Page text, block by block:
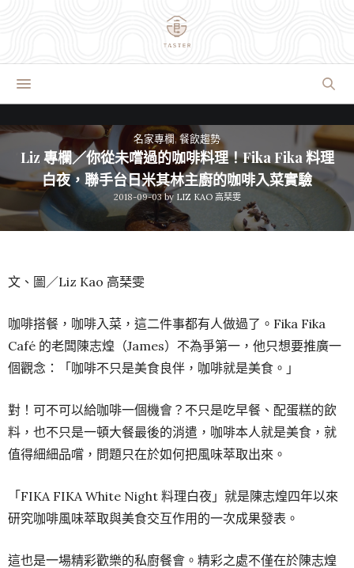
名家專欄,餐飲趨勢
Liz 專欄／你從未嚐過的咖啡料理！Fika Fika 料理
白夜，聯手台日米其林主廚的咖啡入菜實驗
2018-09-03 by LIZ KAO 高琹雯
文、圖／Liz Kao 高琹雯
咖啡搭餐，咖啡入菜，這二件事都有人做過了。Fika Fika
Café 的老闆陳志煌（James）不為爭第一，他只想要推廣一
個觀念：「咖啡不只是美食良伴，咖啡就是美食。」
對！可不可以給咖啡一個機會？不只是吃早餐、配蛋糕的飲
料，也不只是一頓大餐最後的消遣，咖啡本人就是美食，就
值得細細品嚐，問題只在於如何把風味萃取出來。
「FIKA FIKA White Night 料理白夜」就是陳志煌四年以來
研究咖啡風味萃取與美食交互作用的一次成果發表。
這也是一場精彩歡樂的私廚餐會。精彩之處不僅在於陳志煌